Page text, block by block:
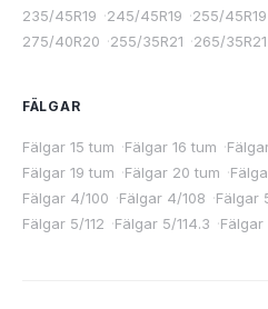
235/45R19 ·245/45R19 ·255/45R19
275/40R20 ·255/35R21 ·265/35R21
FÄLGAR
Fälgar 15 tum ·Fälgar 16 tum ·
Fälgar 19 tum ·Fälgar 20 tum ·
Fälgar 4/100 ·Fälgar 4/108 ·Fälgar
Fälgar 5/112 ·Fälgar 5/114.3 ·Fälgar